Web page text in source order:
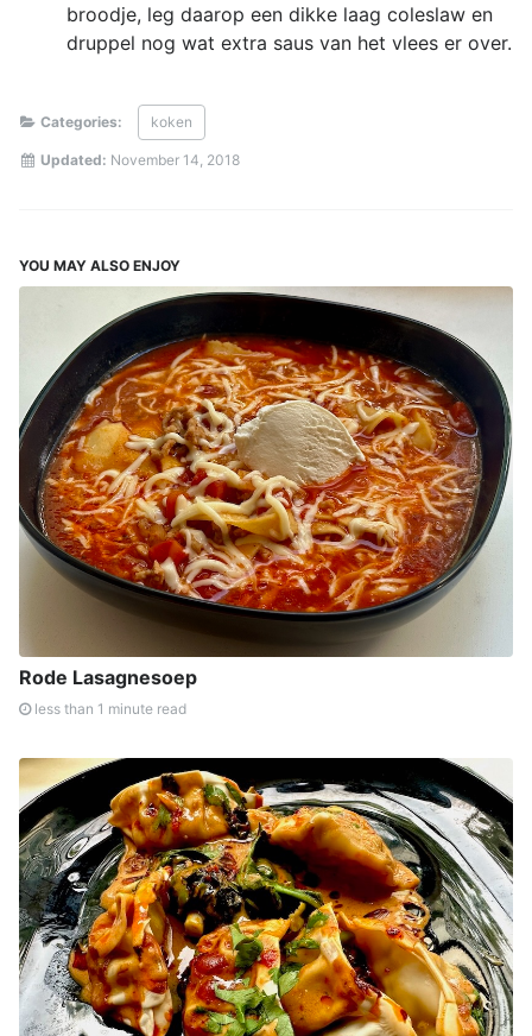
broodje, leg daarop een dikke laag coleslaw en
druppel nog wat extra saus van het vlees er over.
Categories: koken
Updated: November 14, 2018
YOU MAY ALSO ENJOY
Rode Lasagnesoep
less than 1 minute read